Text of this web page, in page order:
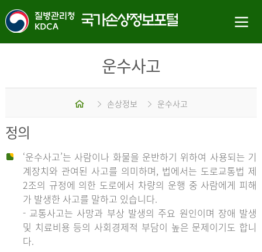
운수사고
홈 손상정보 운수사고
정의
‘운수사고’는 사람이나 화물을 운반하기 위하여 사용되는 기
계장치와 관여된 사고를 의미하며, 법에서는 도로교통법 제
2조의 규정에 의한 도로에서 차량의 운행 중 사람에게 피해
가 발생한 사고를 말하고 있습니다.
- 교통사고는 사망과 부상 발생의 주요 원인이며 장애 발생
및 치료비용 등의 사회경제적 부담이 높은 문제이기도 합니
다.